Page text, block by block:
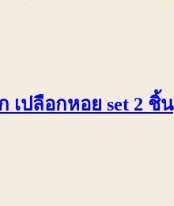
เปลือกหอย set 2 ชิ้น